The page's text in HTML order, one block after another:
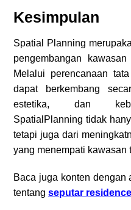
Kesimpulan
Spatial Planning
pengembangan
Melalui perencanaan
dapat berkembang
estetika, dan
SpatialPlanning tidak
tetapi juga dari
yang menempati kawasan
Baca juga konten dengan
tentang seputar residence